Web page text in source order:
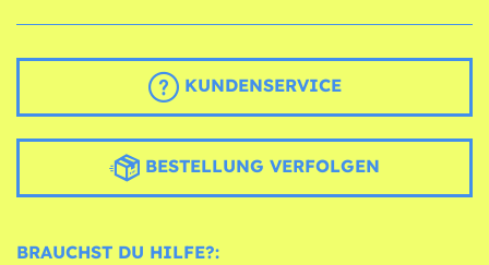
KUNDENSERVICE
BESTELLUNG VERFOLGEN
BRAUCHST DU HILFE?: